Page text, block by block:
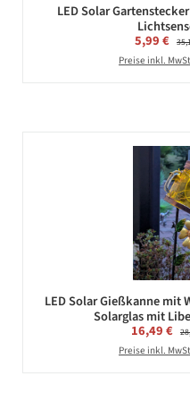
LED Solar
5,99 €
Preise inkl.
LED Solar Gießkanne mit
Solarglas mit
16,49 €
Preise inkl.